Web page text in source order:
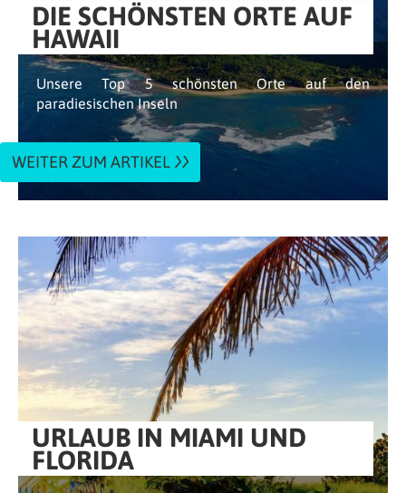
DIE SCHÖNSTEN ORTE AUF
HAWAII
Unsere Top 5 schönsten Orte auf den
paradiesischen Inseln
WEITER ZUM ARTIKEL
URLAUB IN MIAMI UND
FLORIDA